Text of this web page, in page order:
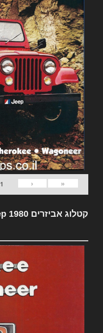
«
‹
1
קטלוג אביזרים Jeep 1980